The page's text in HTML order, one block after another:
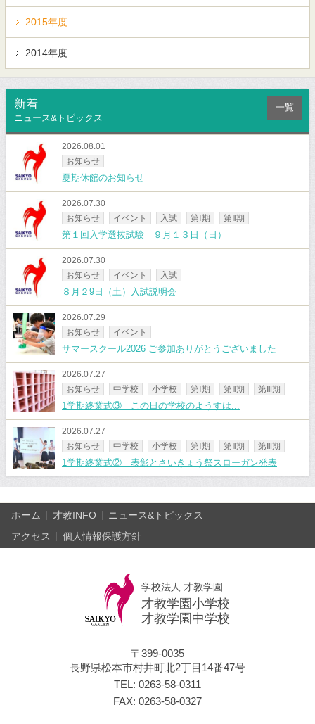
2015年度
2014年度
新着
ニュース&トピックス
一覧
2026.08.01
夏期休館のお知らせ
お知らせ
2026.07.30
第１回入学選抜試験 ９月１３日（日）
お知らせ イベント 入試 第Ⅰ期 第Ⅱ期
2026.07.30
８月２9日（土）入試説明会
お知らせ イベント 入試
2026.07.29
サマースクール2026 ご参加ありがとうございました
お知らせ イベント
2026.07.27
1学期終業式③ この日の学校のようすは...
お知らせ 中学校 小学校 第Ⅰ期 第Ⅱ期 第Ⅲ期
2026.07.27
1学期終業式② 表彰とさいきょう祭スローガン発表
お知らせ 中学校 小学校 第Ⅰ期 第Ⅱ期 第Ⅲ期
ホーム 才教INFO
ニュース&トピックス
アクセス
個人情報保護方針
学校法人 才教学園
才教学園小学校
才教学園中学校
〒399-0035
長野県松本市村井町北2丁目14番47号
TEL: 0263-58-0311
FAX: 0263-58-0327